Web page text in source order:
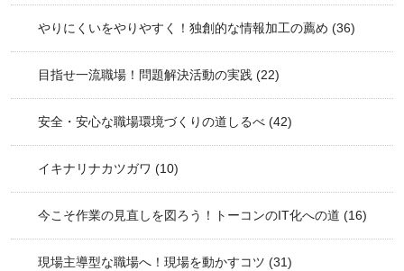
やりにくいをやりやすく！独創的な情報加工の薦め (36)
目指せ一流職場！問題解決活動の実践 (22)
安全・安心な職場環境づくりの道しるべ (42)
イキナリナカツガワ (10)
今こそ作業の見直しを図ろう！トーコンのIT化への道 (16)
現場主導型な職場へ！現場を動かすコツ (31)